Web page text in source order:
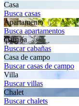
Casa
Busca casas
Apartamento
Busca apartamentos
Cabaña
Buscar cabañas
Casa de campo
Buscar casas de campo
Villa
Buscar villas
Chalet
Buscar chalets